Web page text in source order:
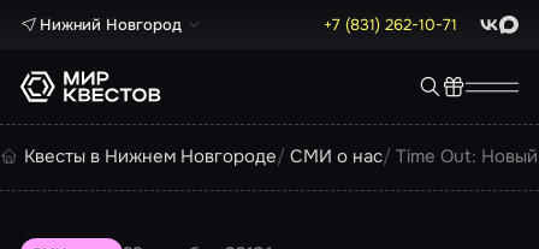
Нижний Новгород +7 (831) 262-10-71 Max
Квесты в Нижнем Новгороде СМИ о нас Time Out: